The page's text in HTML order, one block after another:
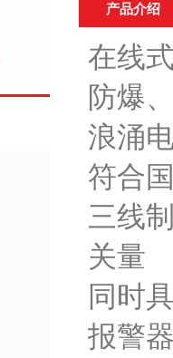
产品介绍
在线
防爆
浪涌
符合
三线
关量
同时
报警